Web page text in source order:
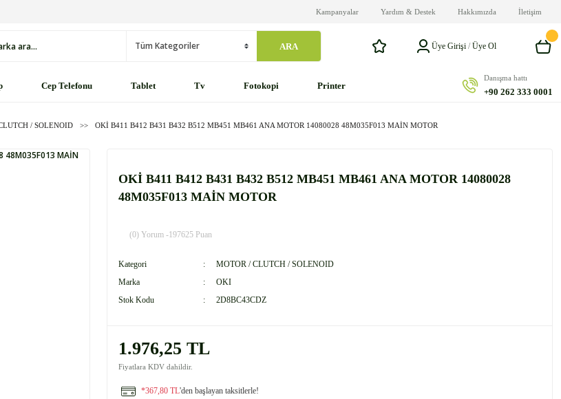
Kampanyalar Yardım & Destek Hakkımızda İletişim
ARA Üye Girişi /Üye Ol
Cep Telefonu Tablet Tv Fotokopi Printer
Danışma hattı
+90 262 333 0001
/ SOLENOID OKİ B411 B412 B431 B432 B512 MB451 MB461 ANA MOTOR 14080028 48M035F013 MAİN MOTOR
OKİ B411 B412 B431 B432 B512 MB451 MB461 ANA MOTOR 14080028
48M035F013 MAİN MOTOR
(0) Yorum -197625 Puan
Kategori
MOTOR / CLUTCH / SOLENOID
Marka
OKI
Stok Kodu
2D8BC43CDZ
1.976,25 TL
Fiyatlara KDV dahildir.
*367,80 TL'den başlayan taksitlerle!